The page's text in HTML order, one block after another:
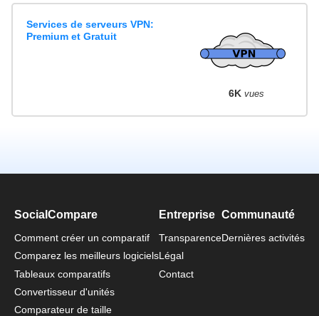
Services de serveurs VPN:
Premium et Gratuit
6K vues
SocialCompare
Comment créer un comparatif
Comparez les meilleurs logiciels
Tableaux comparatifs
Convertisseur d'unités
Comparateur de taille
Entreprise
Transparence
Légal
Contact
Communauté
Dernières activités